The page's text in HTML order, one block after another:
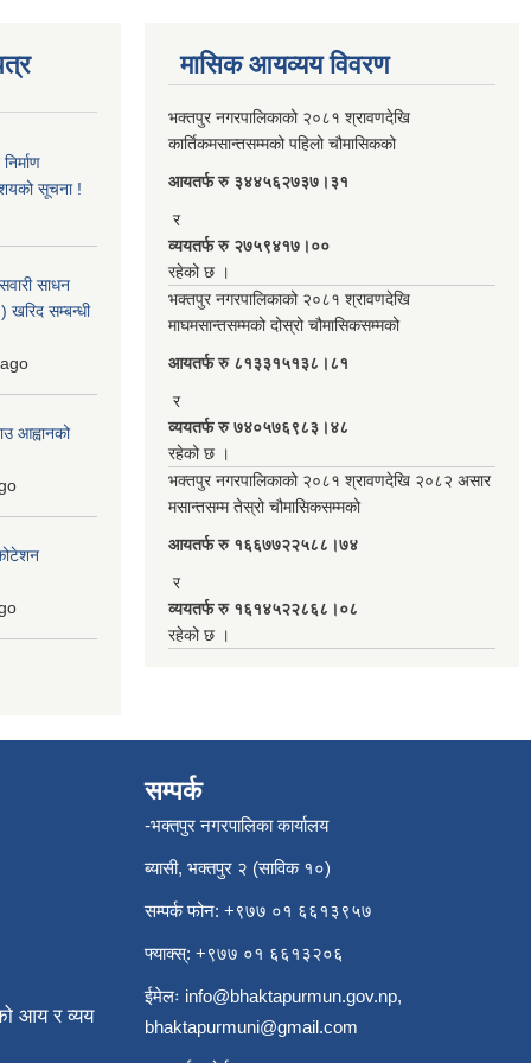
सूचना !
साधन
सम्बन्धी
ago
आह्वानको
मासिक आयव्यय विवरण
भक्तपुर नगरपालिकाको २०८१ श्रावणदेखि
कार्तिकमसान्तसम्मको पहिलो चौमासिकको
आयतर्फ रु‌ ३४४५६२७३७।३१
र
व्ययतर्फ रु २७५९४१७।००
रहेको छ ।
भक्तपुर नगरपालिकाको २०८१ श्रावणदेखि
माघमसान्तसम्मको दोस्रो चौमासिकसम्मको
आयतर्फ रु‌ ८१३३१५१३८।८१
र
व्ययतर्फ रु ७४०५७६९८३।४८
रहेको छ ।
भक्तपुर नगरपालिकाको २०८१ श्रावणदेखि २०८२ असार
मसान्तसम्म तेस्रो चौमासिकसम्मको
आयतर्फ रु‌ १६६७७२२५८८।७४
र
व्ययतर्फ रु १६१४५२२८६८।०८
रहेको छ ।
आय र व्यय
सम्पर्क
-भक्तपुर नगरपालिका कार्यालय
ब्यासी, भक्तपुर २ (साविक १०)
सम्पर्क फोन: +९७७ ०१ ६६१३९५७
फ्याक्स्: +९७७ ०१ ६६१३२०६
ईमेलः info@bhaktapurmun.gov.np,
bhaktapurmuni@gmail.com